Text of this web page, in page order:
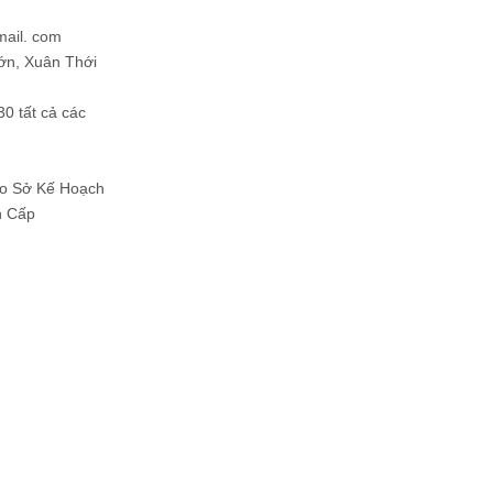
com
Xuân Thới
tất cả các
Sở Kế Hoạch
Cấp